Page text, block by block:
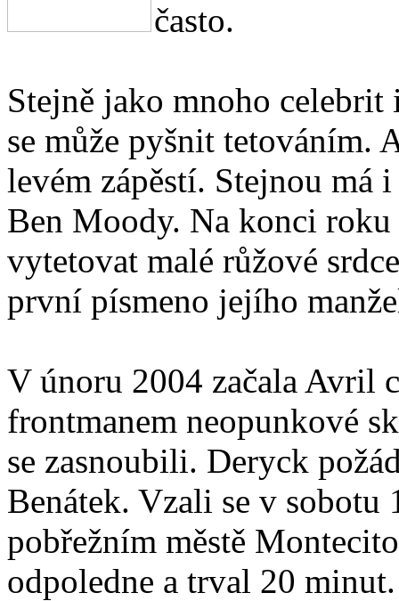
často.
Stejně jako mnoho
se může pyšnit tetováním.
levém zápěstí. Stejnou má
Ben Moody. Na konci roku
vytetovat malé růžové
první písmeno jejího
V únoru 2004 začala Avril
frontmanem neopunkové
se zasnoubili. Deryck
Benátek. Vzali se v
pobřežním městě
odpoledne a trval 20